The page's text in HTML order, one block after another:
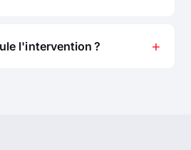
l'intervention ?